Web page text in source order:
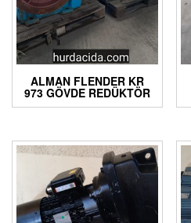
ALMAN FLENDER KR
973 GÖVDE REDÜKTÖR